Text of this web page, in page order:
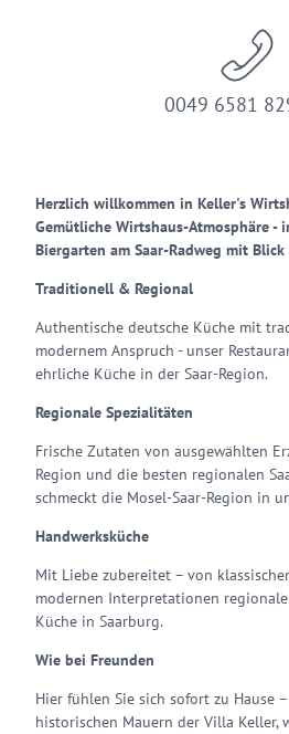
0049 6581
Herzlich willkommen in Keller's
Gemütliche Wirtshaus-Atmosphäre -
Biergarten am Saar-Radweg mit
Traditionell & Regional
Authentische deutsche Küche mit
modernem Anspruch - unser
ehrliche Küche in der Saar-Region.
Regionale Spezialitäten
Frische Zutaten von ausgewählten
Region und die besten regionalen
schmeckt die Mosel-Saar-Region in
Handwerksküche
Mit Liebe zubereitet – von
modernen Interpretationen
Küche in Saarburg.
Wie bei Freunden
Hier fühlen Sie sich sofort zu Hause
historischen Mauern der Villa Keller,